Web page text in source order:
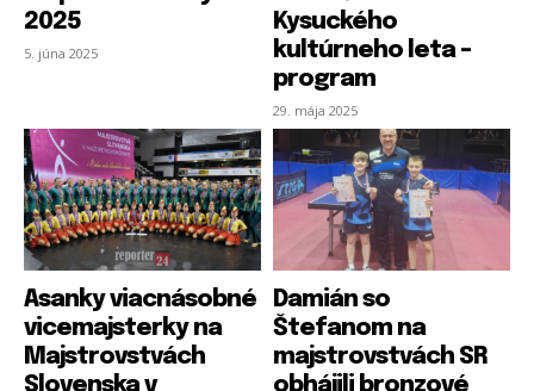
2025
5. júna 2025
Kysuckého
kultúrneho leta –
program
29. mája 2025
Asanky viacnásobné
vicemajsterky na
Majstrovstvách
Slovenska v
Damián so
Štefanom na
majstrovstvách SR
obhájili bronzové